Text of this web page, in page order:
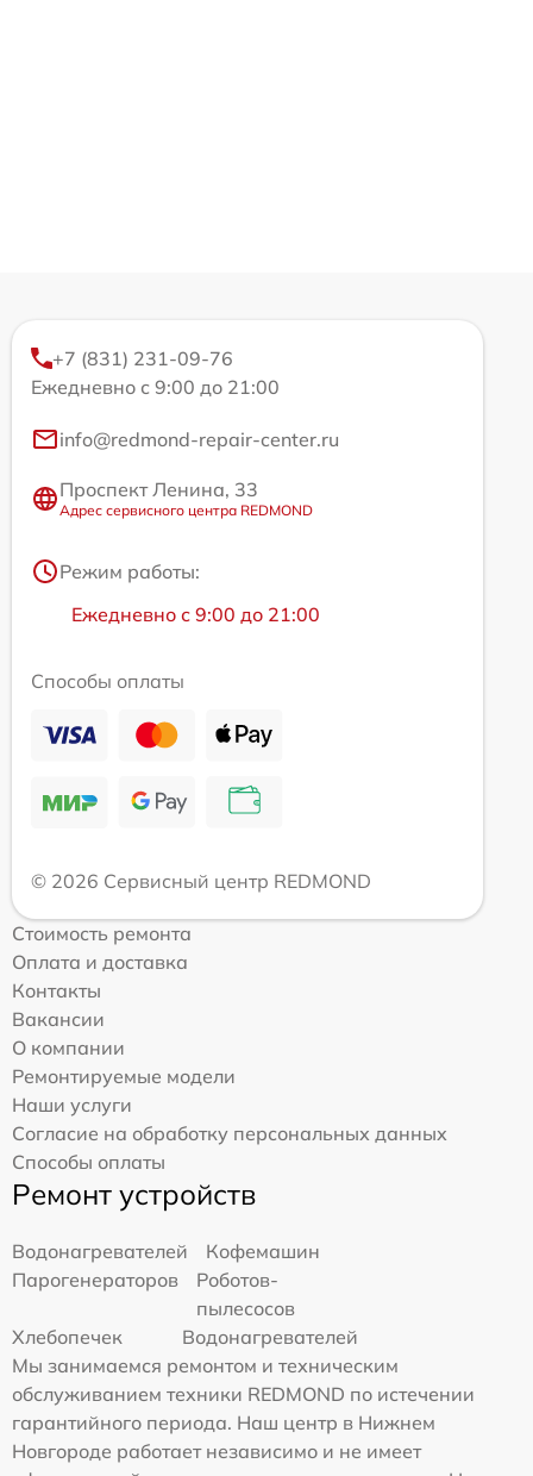
+7 (831) 231-09-76
Ежедневно с 9:00 до 21:00
info@redmond-repair-center.ru
Проспект Ленина, 33
Адрес сервисного центра REDMOND
Режим работы:
Ежедневно с 9:00 до 21:00
Способы оплаты
© 2026 Сервисный центр REDMOND
Стоимость ремонта
Оплата и доставка
Контакты
Вакансии
О компании
Ремонтируемые модели
Наши услуги
Согласие на обработку персональных данных
Способы оплаты
Ремонт устройств
Водонагревателей
Кофемашин
Парогенераторов
Роботов-
пылесосов
Хлебопечек
Водонагревателей
Мы занимаемся ремонтом и техническим
обслуживанием техники REDMOND по истечении
гарантийного периода. Наш центр в Нижнем
Новгороде работает независимо и не имеет